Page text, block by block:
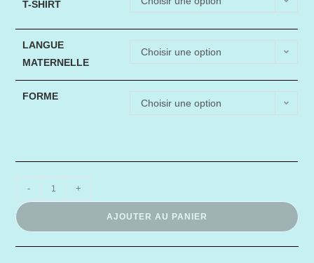
T-SHIRT
LANGUE
MATERNELLE
Choisir une option
FORME
Choisir une option
de
Patron
- +
AJOUTER AU PANIER